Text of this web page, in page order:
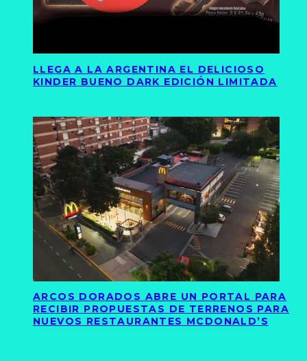
LLEGA A LA ARGENTINA EL DELICIOSO
KINDER BUENO DARK EDICIÓN LIMITADA
ARCOS DORADOS ABRE UN PORTAL PARA
RECIBIR PROPUESTAS DE TERRENOS PARA
NUEVOS RESTAURANTES MCDONALD’S